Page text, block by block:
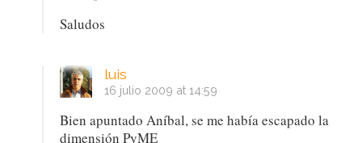
Saludos
luis
16 julio 2009 at 14:59
Bien apuntado Aníbal, se me había escapado la
dimensión PyME